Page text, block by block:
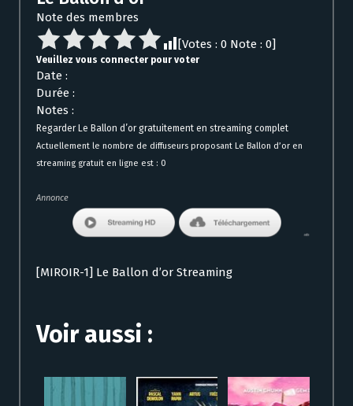
Note des membres
[Votes : 0 Note : 0]
Veuillez vous connecter pour voter
Date :
Durée :
Notes :
Regarder Le Ballon d’or gratuitement en streaming complet
Actuellement le nombre de diffuseurs proposant Le Ballon d’or en
streaming gratuit en ligne est : 0
Annonce
[MIROIR-1] Le Ballon d’or Streaming
Voir aussi :